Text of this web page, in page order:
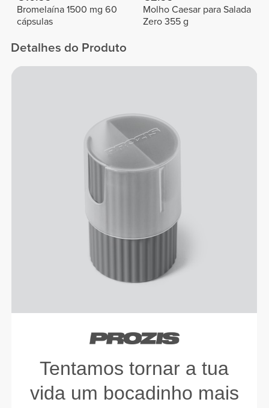
Bromelaína 1500 mg 60
cápsulas
Molho Caesar para Salada
Zero 355 g
Detalhes do Produto
Tentamos tornar a tua
vida um bocadinho mais